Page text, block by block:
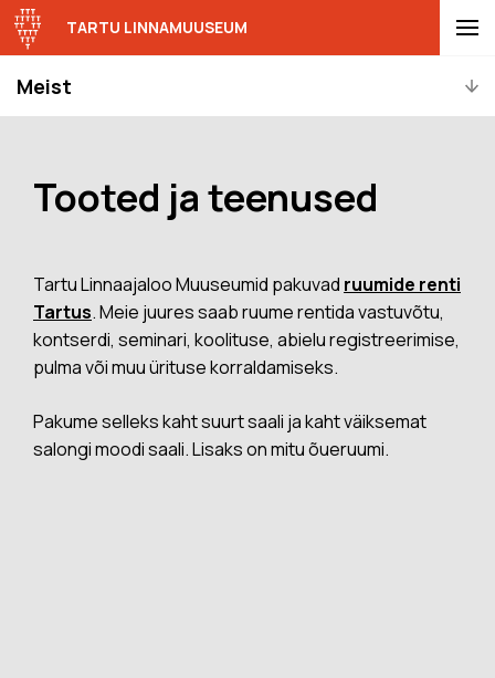
Meist
TARTU LINNAMUUSEUM
Tooted ja teenused
Tartu Linnaajaloo Muuseumid pakuvad ruumide renti
Tartus. Meie juures saab ruume rentida vastuvõtu,
kontserdi, seminari, koolituse, abielu registreerimise,
pulma või muu ürituse korraldamiseks.
Pakume selleks kaht suurt saali ja kaht väiksemat
salongi moodi saali. Lisaks on mitu õueruumi.